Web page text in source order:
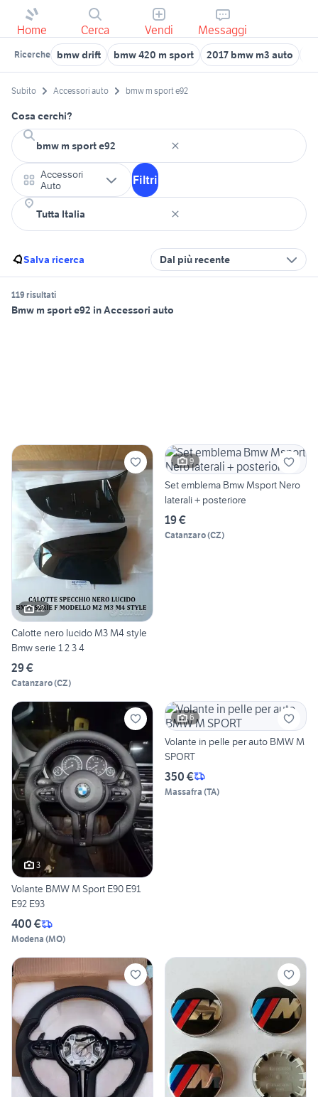
Home Cerca Vendi Messaggi
Ricerche bmw drift bmw 420 m sport 2017 bmw m3 auto
Subito Accessori auto bmw m sport e92
Cosa cerchi?
Accessori
Auto
Filtri
Salva ricerca Dal più recente
119 risultati
Bmw m sport e92 in Accessori auto
22
Calotte nero lucido M3 M4 style
Bmw serie 1 2 3 4
29 €
Catanzaro(CZ)
9
Set emblema Bmw Msport Nero
laterali + posteriore
19 €
Catanzaro(CZ)
3
Volante BMW M Sport E90 E91
E92 E93
400 €
Modena (MO)
6
Volante in pelle per auto BMW M
SPORT
350 €
Massafra (TA)